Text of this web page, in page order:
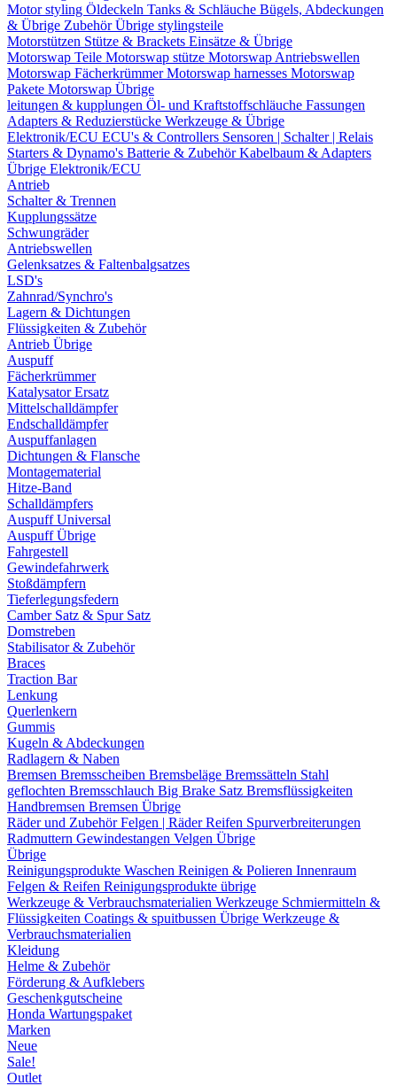
Motor styling Öldeckeln Tanks & Schläuche Bügels, Abdeckungen
& Übrige ZubehörÜbrige stylingsteile
Motorstützen Stütze & Brackets Einsätze & Übrige
Motorswap Teile Motorswap stütze Motorswap Antriebswellen
Motorswap FächerkrümmerMotorswap harnesses Motorswap
Pakete Motorswap Übrige
leitungen & kupplungen Öl- und Kraftstoffschläuche Fassungen
Adapters & Reduzierstücke Werkzeuge & Übrige
Elektronik/ECU ECU's & Controllers Sensoren | Schalter | Relais
Starters & Dynamo's Batterie & ZubehörKabelbaum & Adapters
Übrige Elektronik/ECU
Antrieb
Schalter & Trennen
Kupplungssätze
Schwungräder
Antriebswellen
Gelenksatzes & Faltenbalgsatzes
LSD's
Zahnrad/Synchro's
Lagern & Dichtungen
Flüssigkeiten & Zubehör
Antrieb Übrige
Auspuff
Fächerkrümmer
Katalysator Ersatz
Mittelschalldämpfer
Endschalldämpfer
Auspuffanlagen
Dichtungen & Flansche
Montagematerial
Hitze-Band
Schalldämpfers
Auspuff Universal
Auspuff Übrige
Fahrgestell
Gewindefahrwerk
Stoßdämpfern
Tieferlegungsfedern
Camber Satz & Spur Satz
Domstreben
Stabilisator & Zubehör
Braces
Traction Bar
Lenkung
Querlenkern
Gummis
Kugeln & Abdeckungen
Radlagern & Naben
Bremsen Bremsscheiben Bremsbeläge Bremssätteln Stahl
geflochten Bremsschlauch Big Brake Satz Bremsflüssigkeiten
Handbremsen Bremsen Übrige
Räder und ZubehörFelgen | RäderReifen Spurverbreiterungen
Radmuttern Gewindestangen Velgen Übrige
Übrige
Reinigungsprodukte Waschen Reinigen & Polieren Innenraum
Felgen & Reifen Reinigungsprodukte übrige
Werkzeuge & Verbrauchsmaterialien Werkzeuge Schmiermitteln &
Flüssigkeiten Coatings & spuitbussen Übrige Werkzeuge &
Verbrauchsmaterialien
Kleidung
Helme & Zubehör
Förderung & Aufklebers
Geschenkgutscheine
Honda Wartungspaket
Marken
Neue
Sale!
Outlet